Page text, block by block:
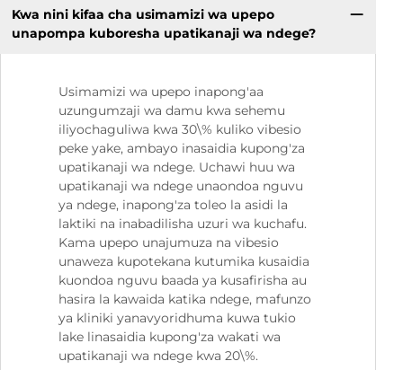
Kwa nini kifaa cha usimamizi wa upepo
unapompa kuboresha upatikanaji wa ndege?
Usimamizi wa upepo inapong'aa
uzungumzaji wa damu kwa sehemu
iliyochaguliwa kwa 30\% kuliko vibesio
peke yake, ambayo inasaidia kupong'za
upatikanaji wa ndege. Uchawi huu wa
upatikanaji wa ndege unaondoa nguvu
ya ndege, inapong'za toleo la asidi la
laktiki na inabadilisha uzuri wa kuchafu.
Kama upepo unajumuza na vibesio
unaweza kupotekana kutumika kusaidia
kuondoa nguvu baada ya kusafirisha au
hasira la kawaida katika ndege, mafunzo
ya kliniki yanavyoridhuma kuwa tukio
lake linasaidia kupong'za wakati wa
upatikanaji wa ndege kwa 20\%.